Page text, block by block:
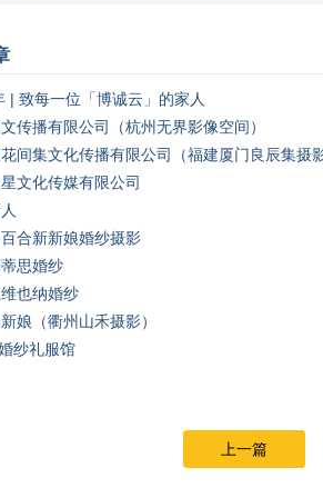
| 致每一位「博诚云」的家人
传播有限公司（杭州无界影像空间）
间集文化传播有限公司（福建厦门良辰集摄影
文化传媒有限公司
合新新娘婚纱摄影
思婚纱
也纳婚纱
娘（衢州山禾摄影）
纱礼服馆
上一篇